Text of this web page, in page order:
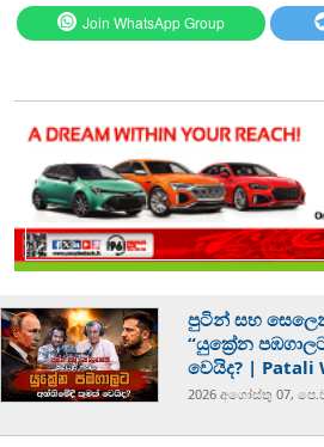
Join WhatsApp Group
පුටින් සහ
“යුක්‍රේන
වෙයිද? | Patali
2026 අගෝස්‍තු 07,